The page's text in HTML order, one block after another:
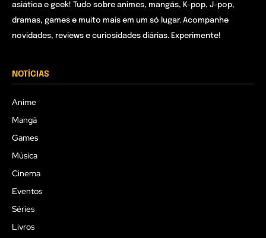
asiática e geek! Tudo sobre animes, mangás, K-pop, J-pop,
dramas, games e muito mais em um só lugar. Acompanhe
novidades, reviews e curiosidades diárias. Experimente!
NOTÍCIAS
Anime
Mangá
Games
Música
Cinema
Eventos
Séries
Livros